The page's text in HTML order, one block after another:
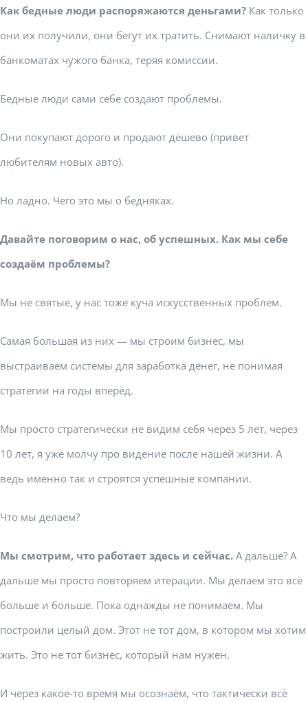
Как бедные люди распоряжаются деньгами? Как только
они их получили, они бегут их тратить. Снимают наличку в
банкоматах чужого банка, теряя комиссии.
Бедные люди сами себе создают проблемы.
Они покупают дорого и продают дёшево (привет
любителям новых авто).
Но ладно. Чего это мы о бедняках.
Давайте поговорим о нас, об успешных. Как мы себе
создаём проблемы?
Мы не святые, у нас тоже куча искусственных проблем.
Самая большая из них — мы строим бизнес, мы
выстраиваем системы для заработка денег, не понимая
стратегии на годы вперёд.
Мы просто стратегически не видим себя через 5 лет, через
10 лет, я уже молчу про видение после нашей жизни. А
ведь именно так и строятся успешные компании.
Что мы делаем?
Мы смотрим, что работает здесь и сейчас. А дальше? А
дальше мы просто повторяем итерации. Мы делаем это всё
больше и больше. Пока однажды не понимаем. Мы
построили целый дом. Этот не тот дом, в котором мы хотим
жить. Это не тот бизнес, который нам нужен.
И через какое-то время мы осознаём, что тактически всё